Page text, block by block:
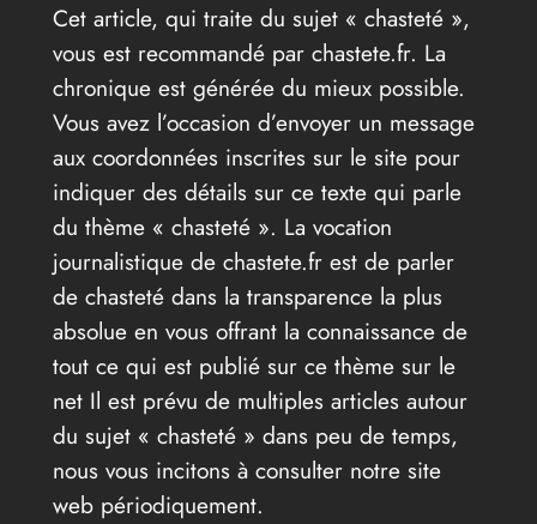
Cet article, qui traite du sujet « chasteté »,
vous est recommandé par chastete.fr. La
chronique est générée du mieux possible.
Vous avez l’occasion d’envoyer un message
aux coordonnées inscrites sur le site pour
indiquer des détails sur ce texte qui parle
du thème « chasteté ». La vocation
journalistique de chastete.fr est de parler
de chasteté dans la transparence la plus
absolue en vous offrant la connaissance de
tout ce qui est publié sur ce thème sur le
net Il est prévu de multiples articles autour
du sujet « chasteté » dans peu de temps,
nous vous incitons à consulter notre site
web périodiquement.